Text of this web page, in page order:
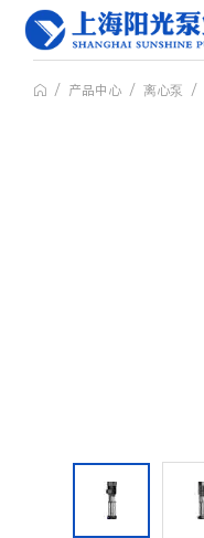
 / 产品中心 / 离心泵 /